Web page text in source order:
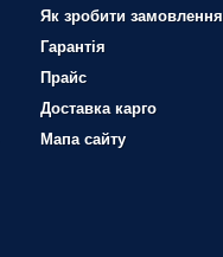
Як зробити
Гарантія
Прайс
Доставка карго
Мапа сайту